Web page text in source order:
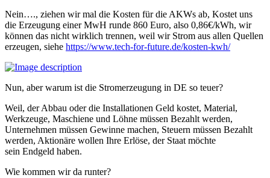
Nein…., ziehen wir mal die Kosten für die AKWs ab, Kostet uns
die Erzeugung einer MwH runde 860 Euro, also 0,86€/kWh, wir
können das nicht wirklich trennen, weil wir Strom aus allen Quellen
erzeugen, siehe https://www.tech-for-future.de/kosten-kwh/
Nun, aber warum ist die Stromerzeugung in DE so teuer?
Weil, der Abbau oder die Installationen Geld kostet, Material,
Werkzeuge, Maschiene und Löhne müssen Bezahlt werden,
Unternehmen müssen Gewinne machen, Steuern müssen Bezahlt
werden, Aktionäre wollen Ihre Erlöse, der Staat möchte
sein Endgeld haben.
Wie kommen wir da runter?